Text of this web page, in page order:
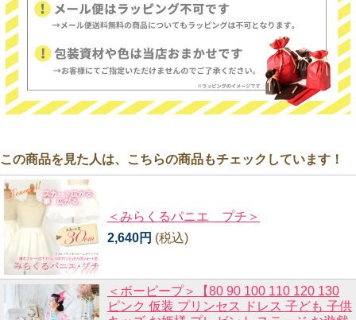
この商品を見た人は、こちらの商品もチェックしています！
＜みらくるパニエ プチ＞
2,640円 (税込)
＜ボーピープ＞【80 90 100 110 120 130
ピンク 仮装 プリンセス ドレス 子ども 子供